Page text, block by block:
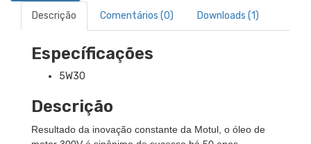
Descrição Comentários (0) Downloads (1)
Específicações
5W30
Descrição
Resultado da inovação constante da Motul, o óleo de